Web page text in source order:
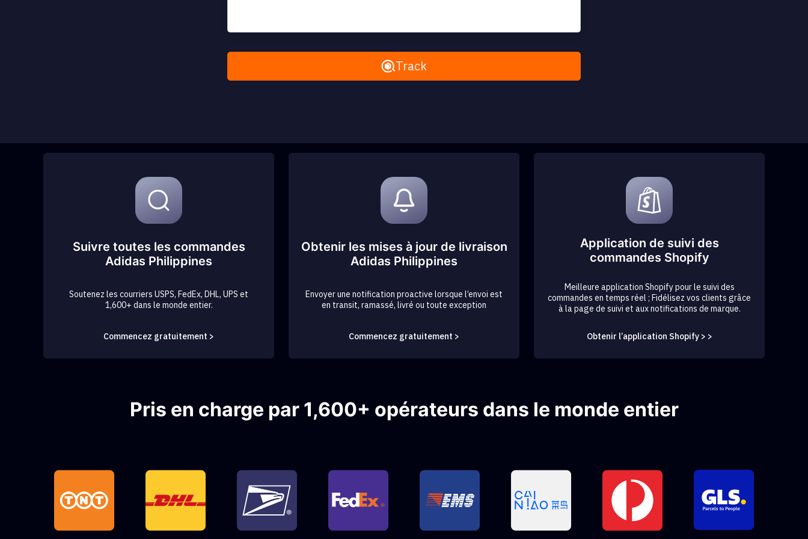
Remove AllTrack
Suivre toutes les commandes
Adidas Philippines
Soutenez les courriers USPS, FedEx, DHL, UPS et
1,600+ dans le monde entier.
Commencez gratuitement >
Obtenir les mises à jour de livraison
Adidas Philippines
Envoyer une notification proactive lorsque l’envoi est
en transit, ramassé, livré ou toute exception
Commencez gratuitement >
Application de suivi des
commandes Shopify
Meilleure application Shopify pour le suivi des
commandes en temps réel ; Fidélisez vos clients grâce
à la page de suivi et aux notifications de marque.
Obtenir l’application Shopify > >
Pris en charge par 1,600+ opérateurs dans le monde entier